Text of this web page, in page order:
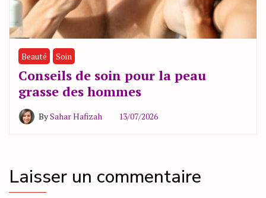
Beauté Soin
Conseils de soin pour la peau
grasse des hommes
BySahar Hafizah 13/07/2026
Laisser un commentaire